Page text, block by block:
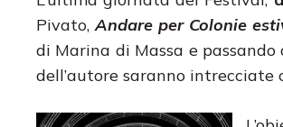
Pivato,Andare per Colonie
di Marina di Massa e
dell’autore saranno